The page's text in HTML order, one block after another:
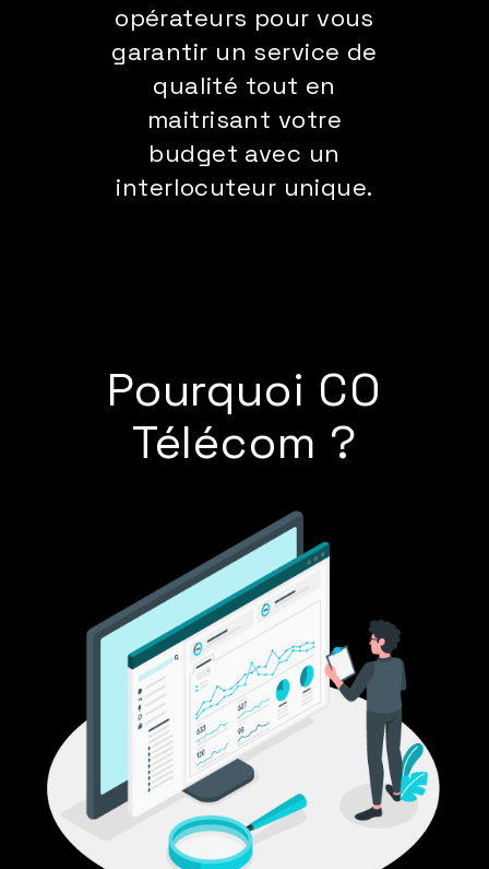
opérateurs pour vous
garantir un service de
qualité tout en
maitrisant votre
budget avec un
interlocuteur unique.
Pourquoi CO
Télécom ?